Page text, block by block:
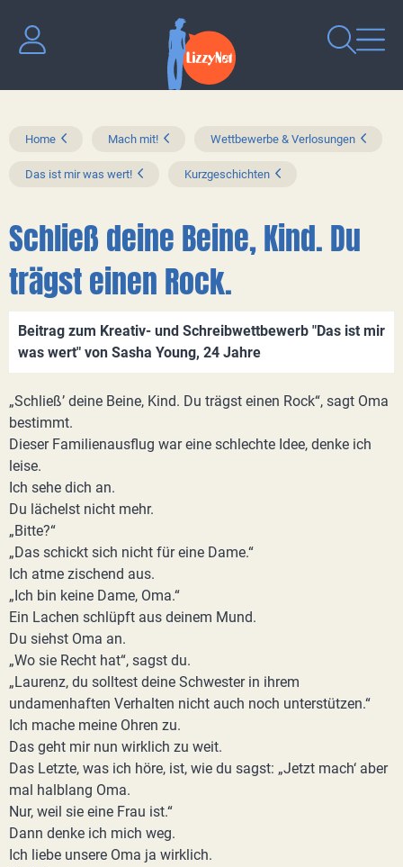
Home Mach mit! Wettbewerbe & Verlosungen
Das ist mir was wert! Kurzgeschichten
Schließ deine Beine, Kind. Du
trägst einen Rock.
Beitrag zum Kreativ- und Schreibwettbewerb "Das ist mir
was wert" von Sasha Young, 24 Jahre
„Schließ’ deine Beine, Kind. Du trägst einen Rock“, sagt Oma
bestimmt.
Dieser Familienausflug war eine schlechte Idee, denke ich
leise.
Ich sehe dich an.
Du lächelst nicht mehr.
„Bitte?“
„Das schickt sich nicht für eine Dame.“
Ich atme zischend aus.
„Ich bin keine Dame, Oma.“
Ein Lachen schlüpft aus deinem Mund.
Du siehst Oma an.
„Wo sie Recht hat“, sagst du.
„Laurenz, du solltest deine Schwester in ihrem
undamenhaften Verhalten nicht auch noch unterstützen.“
Ich mache meine Ohren zu.
Das geht mir nun wirklich zu weit.
Das Letzte, was ich höre, ist, wie du sagst: „Jetzt mach‘ aber
mal halblang Oma.
Nur, weil sie eine Frau ist.“
Dann denke ich mich weg.
Ich liebe unsere Oma ja wirklich.